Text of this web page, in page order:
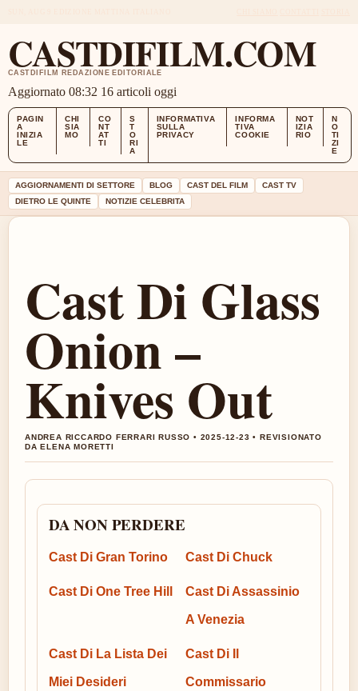
CASTDIFILM.COM
CASTDIFILM REDAZIONE EDITORIALE
Aggiornato 08:32 16 articoli oggi
PAGIN
A
INIZIA
LE
CHI
SIA
MO
CO
NT
AT
TI
S
T
O
RI
A
INFORMATIVA
SULLA
PRIVACY
INFORMA
TIVA
COOKIE
NOT
IZIA
RIO
N
O
TI
ZI
E
AGGIORNAMENTI DI SETTORE BLOG CAST DEL FILM
CAST TV
DIETRO LE QUINTE
NOTIZIE CELEBRITA
Cast Di Glass
Onion –
Knives Out
ANDREA RICCARDO FERRARI RUSSO • 2025-12-23 • REVISIONATO
DA ELENA MORETTI
DA NON PERDERE
Cast Di Gran Torino Cast Di Chuck
Cast Di One Tree Hill Cast Di Assassinio
A Venezia
Cast Di La Lista Dei
Miei Desideri
Cast Di Il
Commissario